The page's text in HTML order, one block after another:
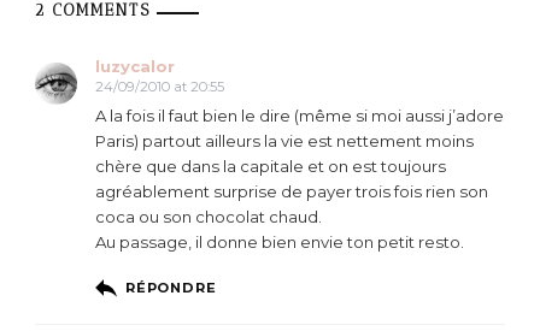
2 COMMENTS
luzycalor
24/09/2010 at 20:55
A la fois il faut bien le dire (même si moi aussi j’adore
Paris) partout ailleurs la vie est nettement moins
chère que dans la capitale et on est toujours
agréablement surprise de payer trois fois rien son
coca ou son chocolat chaud.
Au passage, il donne bien envie ton petit resto.
RÉPONDRE